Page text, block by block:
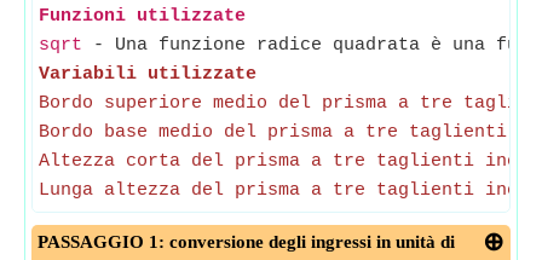
Funzioni utilizzate
sqrt - Una funzione radice quadrata è una
Variabili utilizzate
Bordo superiore medio del prisma a tre
Bordo base medio del prisma a tre taglienti
Altezza corta del prisma a tre taglienti
Lunga altezza del prisma a tre taglienti
PASSAGGIO 1: conversione degli ingressi in unità di